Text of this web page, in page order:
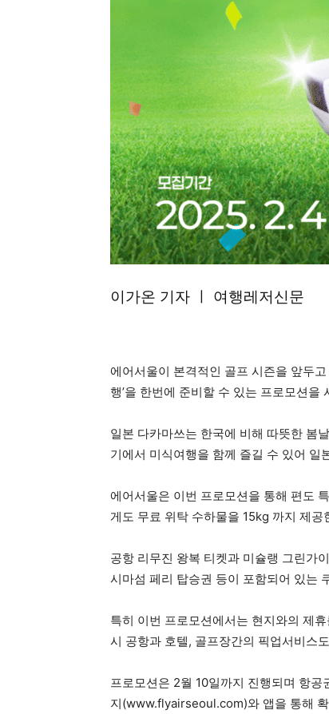
이가온 기자 ㅣ 여행레저신문
에어서울이 본격적인 골프 시즌을 앞두고
행’을 한번에 준비할 수 있는 프로모션을
일본 다카마쓰는 한국에 비해 따뜻한 봄
기에서 미식여행을 함께 즐길 수 있어 일
에어서울은 이번 프로모션을 통해 편도
게도 무료 위탁 수하물을 15kg 까지 제공
공항 리무진 왕복 티켓과 미슐랭 그린가
시마섬 페리 탑승권 등이 포함되어 있는
특히 이번 프로모션에서는 현지와의 제
시 공항과 호텔, 골프장간의 픽업서비스
프로모션은 2월 10일까지 진행되며 항
지(www.flyairseoul.com)와 앱을 통해